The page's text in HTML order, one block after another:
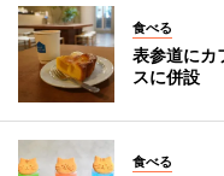
食べる
表参道に
スに併設
食べる